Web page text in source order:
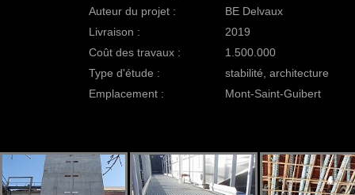
Auteur du projet :
BE Delvaux
Livraison :
2019
Coût des travaux :
1.500.000
Type d'étude :
stabilité, architecture
Emplacement :
Mont-Saint-Guibert